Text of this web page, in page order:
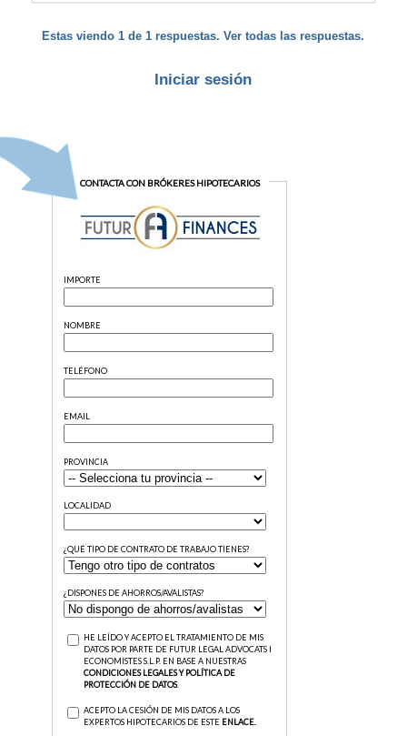
Estas viendo 1 de 1 respuestas. Ver todas las respuestas.
Iniciar sesión